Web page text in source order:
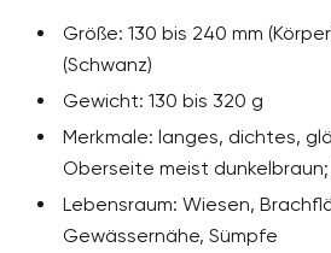
Größe: 130 bis 240 mm
(Schwanz)
Gewicht: 130 bis 320 g
Merkmale: langes, dichtes,
Oberseite meist
Lebensraum: Wiesen,
Gewässernähe, Sümpfe